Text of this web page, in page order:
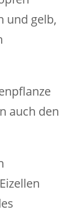
und gelb,
auch den